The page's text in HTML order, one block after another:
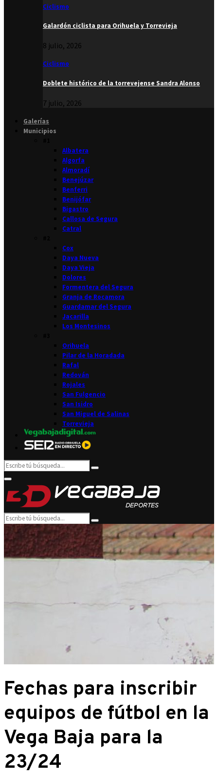
Ciclismo
Galardón ciclista para Orihuela y Torrevieja
8 julio, 2026
Ciclismo
Doblete histórico de la torrevejense Sandra Alonso
7 julio, 2026
Galerías
Municipios
Albatera
Algorfa
Almoradí
Benejúzar
Benferri
Benijófar
Bigastro
Callosa de Segura
Catral
Cox
Daya Nueva
Daya Vieja
Dolores
Formentera del Segura
Granja de Rocamora
Guardamar del Segura
Jacarilla
Los Montesinos
Orihuela
Pilar de la Horadada
Rafal
Redován
Rojales
San Fulgencio
San Isidro
San Miguel de Salinas
Torrevieja
Search
for:
Search
Primary
Menu
Search
for:
Search
Fechas para inscribir
equipos de fútbol en la
Vega Baja para la
23/24